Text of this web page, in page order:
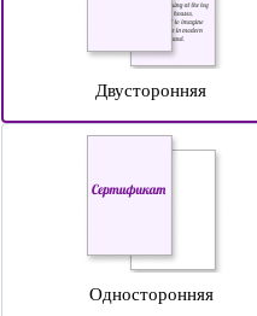
Двусторонняя
Односторонняя